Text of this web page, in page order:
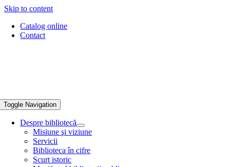
Skip to content
Catalog online
Contact
Toggle Navigation
Despre bibliotecă
Misiune şi viziune
Servicii
Biblioteca în cifre
Scurt istoric